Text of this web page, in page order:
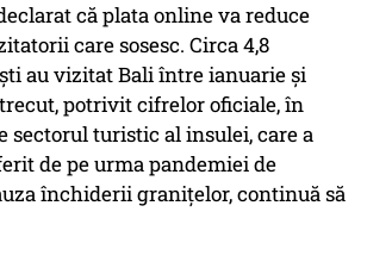
că plata online va reduce
care sosesc. Circa 4,8
au vizitat Bali între ianuarie şi
potrivit cifrelor oficiale, în
sectorul turistic al insulei, care a
de pe urma pandemiei de
închiderii graniţelor, continuă să